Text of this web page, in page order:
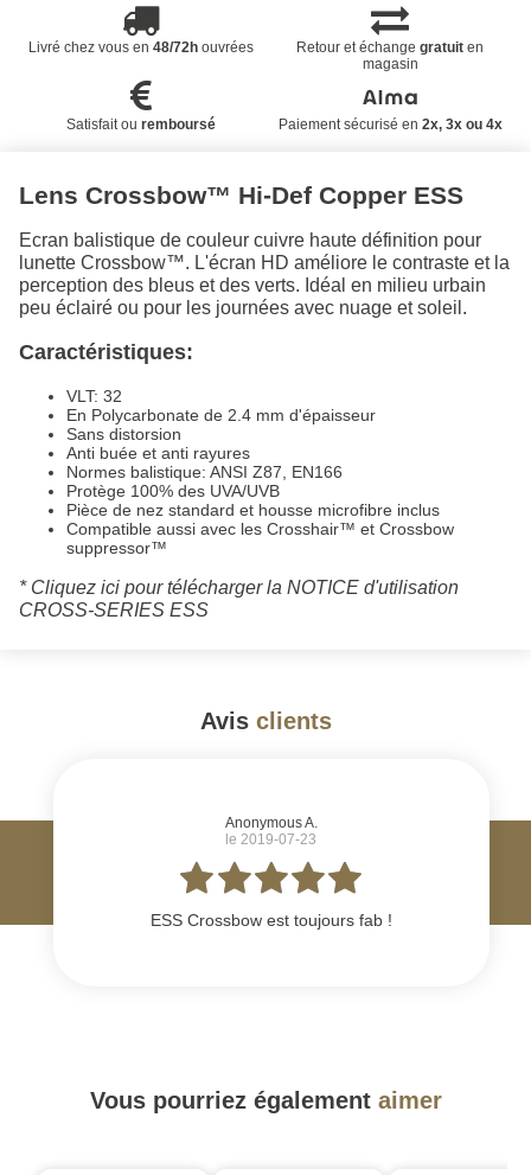
Livré chez vous en 48/72houvrées Retour et échangegratuit en
magasin
Satisfait ou remboursé Paiement sécurisé en 2x, 3x ou 4x
Lens Crossbow™ Hi-Def Copper ESS
Ecran balistique de couleur cuivre haute définition pour
lunette Crossbow™. L'écran HD améliore le contraste et la
perception des bleus et des verts. Idéal en milieu urbain
peu éclairé ou pour les journées avec nuage et soleil.
Caractéristiques:
VLT: 32
En Polycarbonate de 2.4 mm d'épaisseur
Sans distorsion
Anti buée et anti rayures
Normes balistique: ANSI Z87, EN166
Protège 100% des UVA/UVB
Pièce de nez standard et housse microfibre inclus
Compatible aussi avec les Crosshair™ et Crossbow
suppressor™
* Cliquez ici pour télécharger la NOTICE d'utilisation
CROSS-SERIES ESS
Avis clients
Anonymous A.
le 2019-07-23
ESS Crossbow est toujours fab !
Vous pourriez également aimer